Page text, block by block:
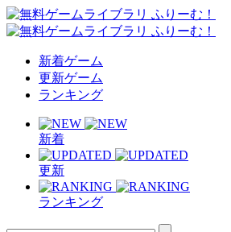
新着ゲーム
更新ゲーム
ランキング
新着
更新
ランキング